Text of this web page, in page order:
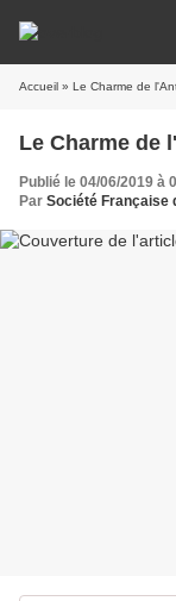
Accueil » Le Charme de
Le Charme de
Publié le 04/06/2019 à
Par Société Française